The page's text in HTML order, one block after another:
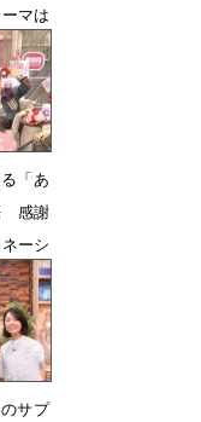
マは
「あ
感謝
ーシ
サプ